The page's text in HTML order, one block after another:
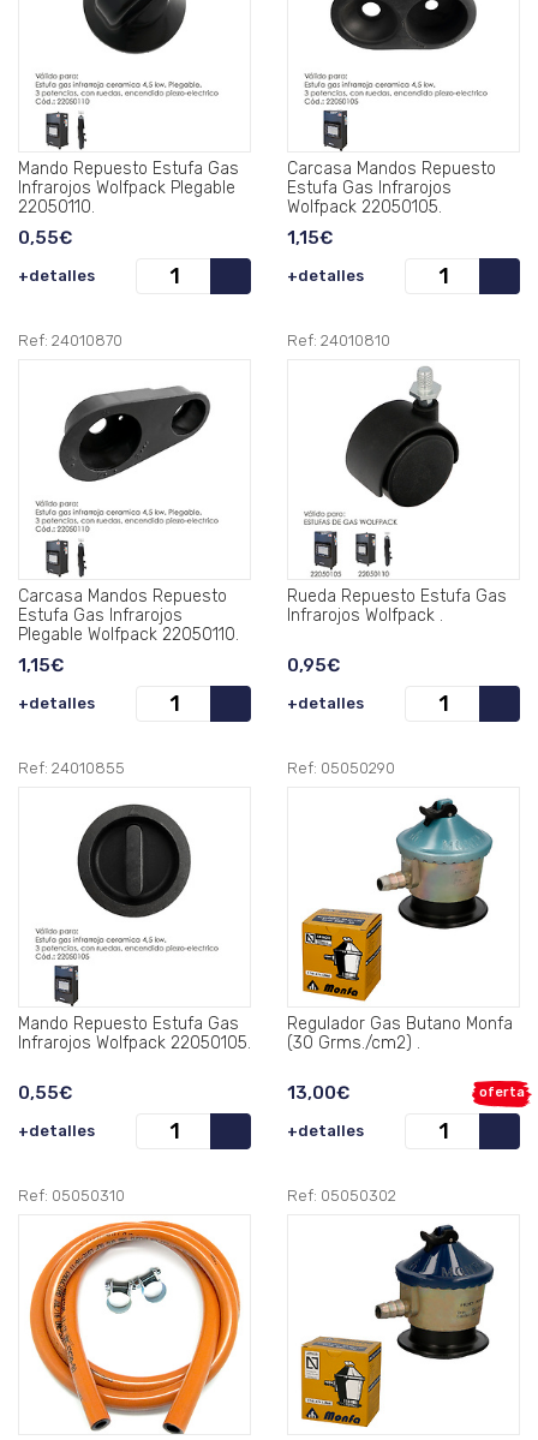
Mando Repuesto Estufa Gas
Infrarojos Wolfpack Plegable
22050110.
0,55€
+detalles
Carcasa Mandos Repuesto
Estufa Gas Infrarojos
Wolfpack 22050105.
1,15€
+detalles
Ref: 24010870
Carcasa Mandos Repuesto
Estufa Gas Infrarojos
Plegable Wolfpack 22050110.
1,15€
+detalles
Ref: 24010810
Rueda Repuesto Estufa Gas
Infrarojos Wolfpack .
0,95€
+detalles
Ref: 24010855
Mando Repuesto Estufa Gas
Infrarojos Wolfpack 22050105.
0,55€
+detalles
Ref: 05050290
Regulador Gas Butano Monfa
(30 Grms./cm2) .
oferta
13,00€
+detalles
Ref: 05050310 Ref: 05050302